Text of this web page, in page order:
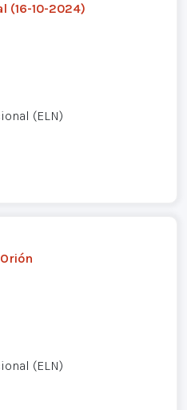
(16-10-2024)
(ELN)
(ELN)